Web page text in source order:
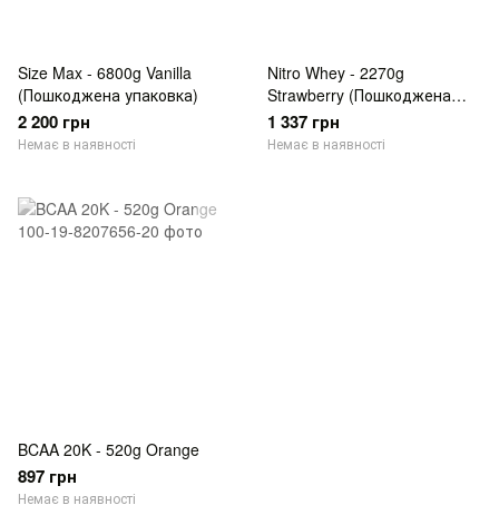
Size Max - 6800g Vanilla
(Пошкоджена упаковка)
2 200 грн
Немає в наявності
Nitro Whey - 2270g
Strawberry (Пошкоджена
упаковка)
1 337 грн
Немає в наявності
BCAA 20K - 520g Orange
897 грн
Немає в наявності